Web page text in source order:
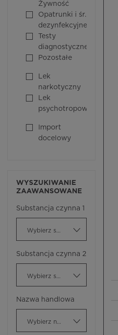
Żywność
Opatrunki i śr.
dezynfekcyjne
Testy
diagnostyczne
Pozostałe
Lek
narkotyczny
Lek
psychotropowy
Import
docelowy
WYSZUKIWANIE
ZAAWANSOWANE
Substancja czynna 1
Substancja czynna 2
Nazwa handlowa